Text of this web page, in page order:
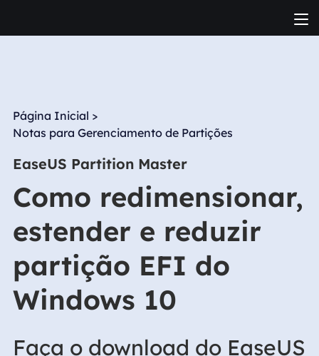
Página Inicial >
Notas para Gerenciamento de Partições
EaseUS Partition Master
Como redimensionar,
estender e reduzir
partição EFI do
Windows 10
Faça o download do EaseUS